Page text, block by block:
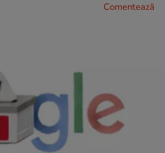
Comentează